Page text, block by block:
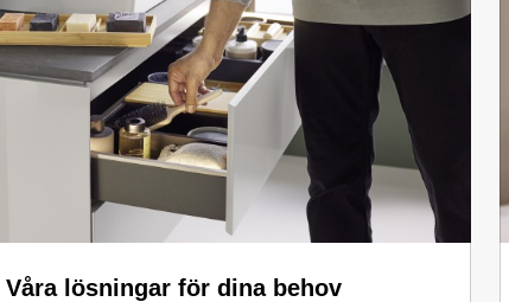
Våra lösningar för dina behov